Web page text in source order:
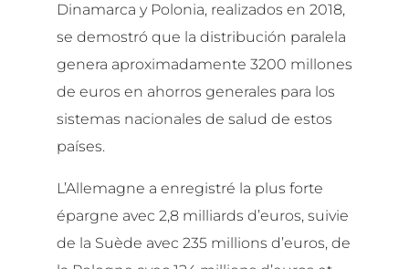
Dinamarca y Polonia, realizados en 2018,
se demostró que la distribución paralela
genera aproximadamente 3200 millones
de euros en ahorros generales para los
sistemas nacionales de salud de estos
países.
L’Allemagne a enregistré la plus forte
épargne avec 2,8 milliards d’euros, suivie
de la Suède avec 235 millions d’euros, de